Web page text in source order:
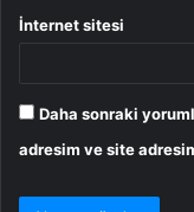
İnternet sitesi
Daha sonraki
adresim ve site